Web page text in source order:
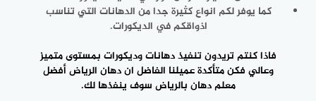
كما يوفر لكم انواع كثيرة جدا من الدهانات التي تناسب
اذواقكم في الديكورات.
فاذا كنتم تريدون تنفيذ دهانات وديكورات بمستوى متميز
وعالي فكن متأكدة عميلنا الفاضل ان دهان الرياض أفضل
معلم دهان بالرياض سوف ينفذها لك.